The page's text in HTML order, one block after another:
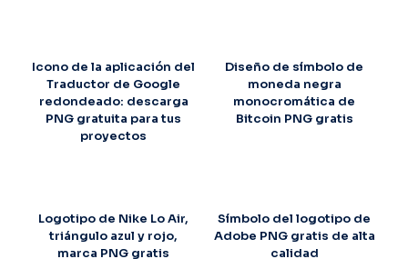
Icono de la aplicación del
Traductor de Google
redondeado: descarga
PNG gratuita para tus
proyectos
Diseño de símbolo de
moneda negra
monocromática de
Bitcoin PNG gratis
Logotipo de Nike Lo Air,
triángulo azul y rojo,
marca PNG gratis
Símbolo del logotipo de
Adobe PNG gratis de alta
calidad